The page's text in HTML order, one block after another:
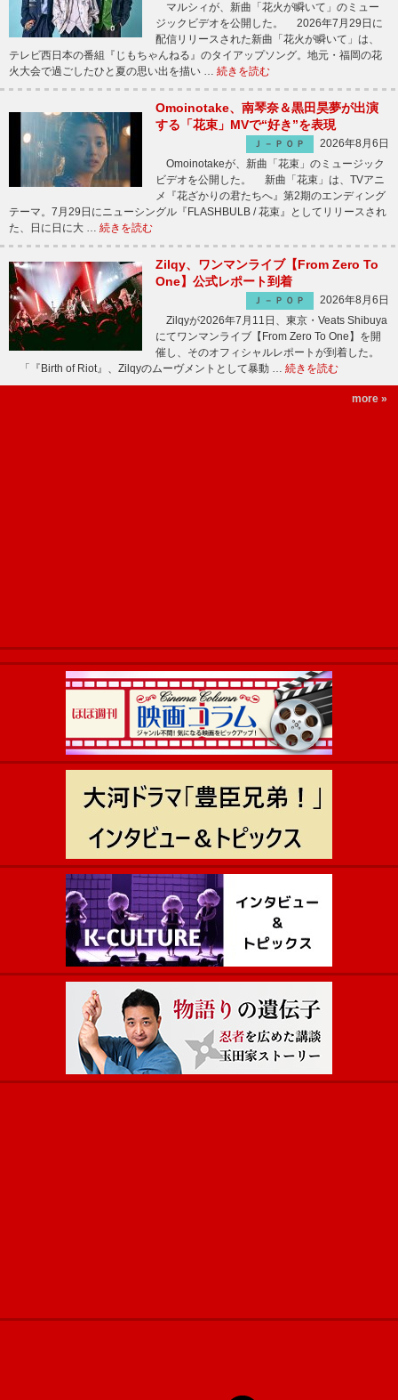
マルシィが、新曲「花火が瞬いて」のミュー
ジックビデオを公開した。 2026年7月29日に
配信リリースされた新曲「花火が瞬いて」は、
テレビ西日本の番組『じもちゃんねる』のタイアップソング。地元・福岡の花
火大会で過ごしたひと夏の思い出を描い … 続きを読む
Omoinotake、南琴奈＆黒田昊夢が出演
する「花束」MVで“好き”を表現
Ｊ－ＰＯＰ
2026年8月6日
Omoinotakeが、新曲「花束」のミュージック
ビデオを公開した。 新曲「花束」は、TVアニ
メ『花ざかりの君たちへ』第2期のエンディング
テーマ。7月29日にニューシングル『FLASHBULB / 花束』としてリリースされ
た、日に日に大 … 続きを読む
Zilqy、ワンマンライブ【From Zero To
One】公式レポート到着
Ｊ－ＰＯＰ
2026年8月6日
Zilqyが2026年7月11日、東京・Veats Shibuya
にてワンマンライブ【From Zero To One】を開
催し、そのオフィシャルレポートが到着した。
「『Birth of Riot』、Zilqyのムーヴメントとして暴動 … 続きを読む
more »